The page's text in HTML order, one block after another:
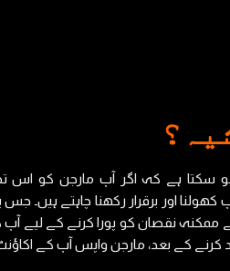
سکتا ہے کہ اگر آپ مارجن کو اس
اور برقرار رکھنا چاہتے ہیں۔ جس
ممکنہ نقصان کو پورا کرنے کے لیے
کرنے کے بعد، مارجن واپس آپ کے اکاؤنٹ